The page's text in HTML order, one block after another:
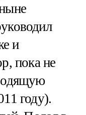
и
пока не
году).